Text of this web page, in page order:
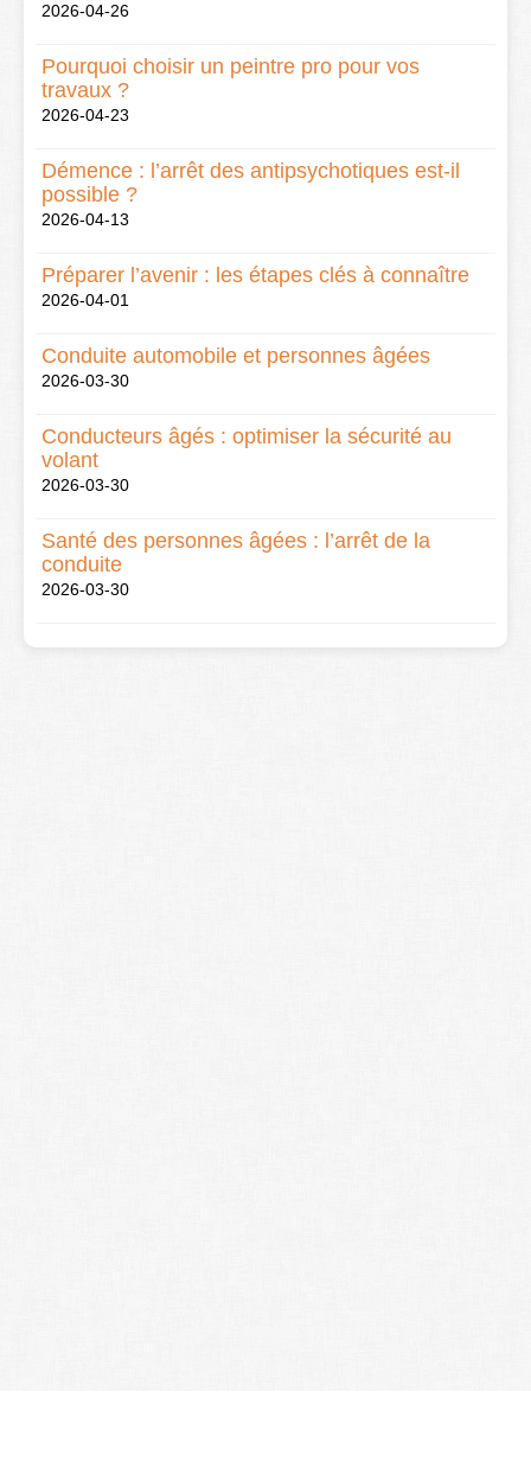
2026-04-26
Pourquoi choisir un peintre pro pour vos
travaux ?
2026-04-23
Démence : l’arrêt des antipsychotiques est-il
possible ?
2026-04-13
Préparer l’avenir : les étapes clés à connaître
2026-04-01
Conduite automobile et personnes âgées
2026-03-30
Conducteurs âgés : optimiser la sécurité au
volant
2026-03-30
Santé des personnes âgées : l’arrêt de la
conduite
2026-03-30